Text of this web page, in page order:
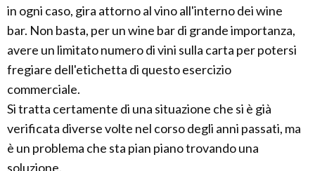
in ogni caso, gira attorno al vino all'interno dei wine
bar. Non basta, per un wine bar di grande importanza,
avere un limitato numero di vini sulla carta per potersi
fregiare dell'etichetta di questo esercizio
commerciale.
Si tratta certamente di una situazione che si è già
verificata diverse volte nel corso degli anni passati, ma
è un problema che sta pian piano trovando una
soluzione.